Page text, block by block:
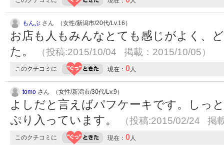
もんぶ さん （女性/新潟市/20代/Lv.16）
お店も人もみんなとても感じがよく、
た。
（投稿:2015/10/04 掲載：2015/10/05）
このクチコミに 現在： 0 人
tomo さん （女性/新潟市/30代/Lv.9）
よしだと言えばパフケーキです。しっ
ぷり入っています。
（投稿:2015/02/24 掲
このクチコミに 現在： 0 人